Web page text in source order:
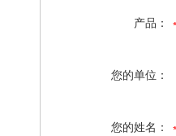
产品：
您的单位：
您的姓名：